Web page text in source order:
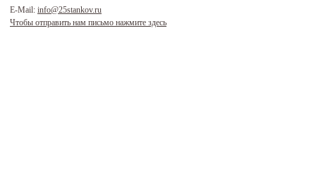
E-Mail: info@25stankov.ru
Чтобы отправить нам письмо нажмите здесь